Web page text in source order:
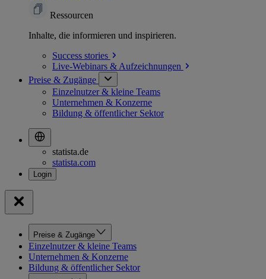
Ressourcen
Inhalte, die informieren und inspirieren.
Success stories
Live-Webinars & Aufzeichnungen
Preise & Zugänge
Einzelnutzer & kleine Teams
Unternehmen & Konzerne
Bildung & öffentlicher Sektor
statista.de
statista.com
Preise & Zugänge
Einzelnutzer & kleine Teams
Unternehmen & Konzerne
Bildung & öffentlicher Sektor